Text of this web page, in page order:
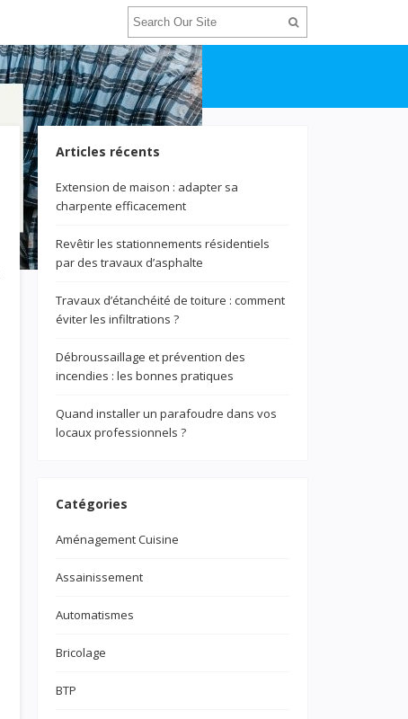
Articles récents
Extension de maison : adapter sa
charpente efficacement
Revêtir les stationnements résidentiels
par des travaux d’asphalte
Travaux d’étanchéité de toiture : comment
éviter les infiltrations ?
Débroussaillage et prévention des
incendies : les bonnes pratiques
Quand installer un parafoudre dans vos
locaux professionnels ?
Catégories
Aménagement Cuisine
Assainissement
Automatismes
Bricolage
BTP